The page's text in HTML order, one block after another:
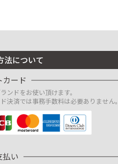
法について
カード
ンドをお使い頂けます。
決済では事務手数料は必要ありません。
払い